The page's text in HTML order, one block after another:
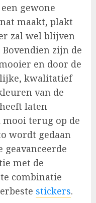
gewone
maakt, plakt
zal wel blijven
zijn de
en door de
kwalitatief
van de
laten
terug op de
wordt gedaan
geavanceerde
met de
combinatie
stickers.